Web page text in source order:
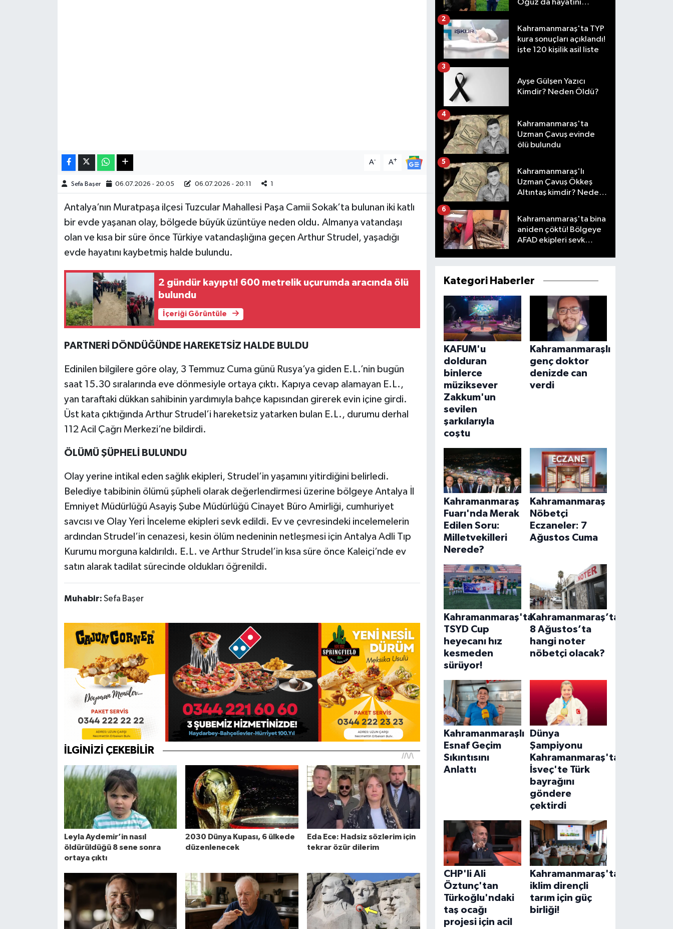
A- A+
Sefa Başer 06.07.2026 - 20:05 06.07.2026 - 20:11 1
Antalya’nın Muratpaşa ilçesi Tuzcular Mahallesi Paşa Camii Sokak’ta bulunan iki katlı
bir evde yaşanan olay, bölgede büyük üzüntüye neden oldu. Almanya vatandaşı
olan ve kısa bir süre önce Türkiye vatandaşlığına geçen Arthur Strudel, yaşadığı
evde hayatını kaybetmiş halde bulundu.
2 gündür kayıptı! 600 metrelik uçurumda aracında ölü
bulundu
İçeriği Görüntüle
PARTNERİ DÖNDÜĞÜNDE HAREKETSİZ HALDE BULDU
Edinilen bilgilere göre olay, 3 Temmuz Cuma günü Rusya’ya giden E.L.’nin bugün
saat 15.30 sıralarında eve dönmesiyle ortaya çıktı. Kapıya cevap alamayan E.L.,
yan taraftaki dükkan sahibinin yardımıyla bahçe kapısından girerek evin içine girdi.
Üst kata çıktığında Arthur Strudel’i hareketsiz yatarken bulan E.L., durumu derhal
112 Acil Çağrı Merkezi’ne bildirdi.
ÖLÜMÜ ŞÜPHELİ BULUNDU
Olay yerine intikal eden sağlık ekipleri, Strudel’in yaşamını yitirdiğini belirledi.
Belediye tabibinin ölümü şüpheli olarak değerlendirmesi üzerine bölgeye Antalya İl
Emniyet Müdürlüğü Asayiş Şube Müdürlüğü Cinayet Büro Amirliği, cumhuriyet
savcısı ve Olay Yeri İnceleme ekipleri sevk edildi. Ev ve çevresindeki incelemelerin
ardından Strudel’in cenazesi, kesin ölüm nedeninin netleşmesi için Antalya Adli Tıp
Kurumu morguna kaldırıldı. E.L. ve Arthur Strudel’in kısa süre önce Kaleiçi’nde ev
satın alarak tadilat sürecinde oldukları öğrenildi.
Muhabir: Sefa Başer
Oğuz da hayatını
Kahramanmaraş'ta TYP
kura sonuçları açıklandı!
işte 120 kişilik asil liste
2
Ayşe Gülşen Yazıcı
Kimdir? Neden Öldü?
3
Kahramanmaraş'ta
Uzman Çavuş evinde
ölü bulundu
4
Kahramanmaraş'lı
Uzman Çavuş Ökkeş
Altıntaş kimdir? Neden
5
Kahramanmaraş'ta bina
aniden çöktü! Bölgeye
AFAD ekipleri sevk
6
Kategori Haberler
KAFUM'u
dolduran
binlerce
müziksever
Zakkum'un
sevilen
şarkılarıyla
coştu
Kahramanmaraşlı
genç doktor
denizde can
verdi
Kahramanmaraş
Fuarı'nda Merak
Edilen Soru:
Milletvekilleri
Nerede?
Kahramanmaraş
Nöbetçi
Eczaneler: 7
Ağustos Cuma
Kahramanmaraş'ta
TSYD Cup
heyecanı hız
kesmeden
sürüyor!
Kahramanmaraş’ta
8 Ağustos’ta
hangi noter
nöbetçi olacak?
Kahramanmaraşlı
Esnaf Geçim
Sıkıntısını
Anlattı
Dünya
Şampiyonu
Kahramanmaraş'tan!
İsveç'te Türk
bayrağını
göndere
çektirdi
CHP'li Ali
Öztunç'tan
Türkoğlu'ndaki
taş ocağı
projesi için acil
Kahramanmaraş'ta
iklim dirençli
tarım için güç
birliği!
SürManşet
KAHRAMANMARAŞ